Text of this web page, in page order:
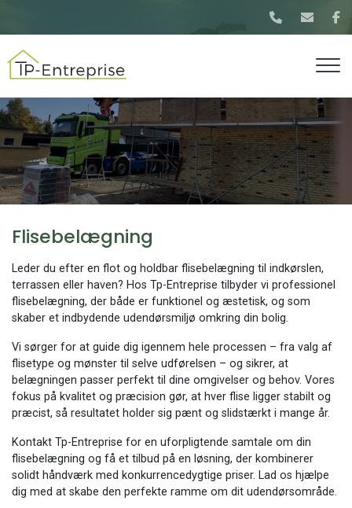
hovedindhold
Flisebelægning
Leder du efter en flot og holdbar flisebelægning til indkørslen,
terrassen eller haven? Hos Tp-Entreprise tilbyder vi professionel
flisebelægning, der både er funktionel og æstetisk, og som
skaber et indbydende udendørsmiljø omkring din bolig.
Vi sørger for at guide dig igennem hele processen – fra valg af
flisetype og mønster til selve udførelsen – og sikrer, at
belægningen passer perfekt til dine omgivelser og behov. Vores
fokus på kvalitet og præcision gør, at hver flise ligger stabilt og
præcist, så resultatet holder sig pænt og slidstærkt i mange år.
Kontakt Tp-Entreprise for en uforpligtende samtale om din
flisebelægning og få et tilbud på en løsning, der kombinerer
solidt håndværk med konkurrencedygtige priser. Lad os hjælpe
dig med at skabe den perfekte ramme om dit udendørsområde.